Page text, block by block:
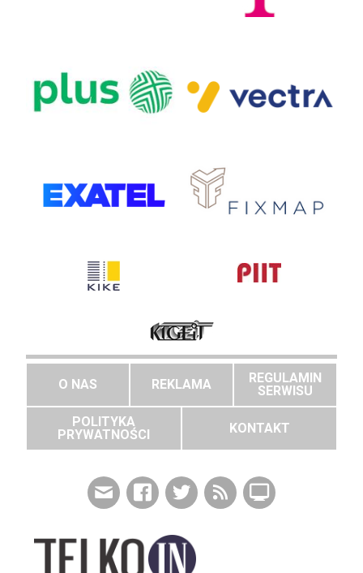
O NAS REKLAMA
REGULAMIN
SERWISU
POLITYKA
PRYWATNOŚCI
KONTAKT